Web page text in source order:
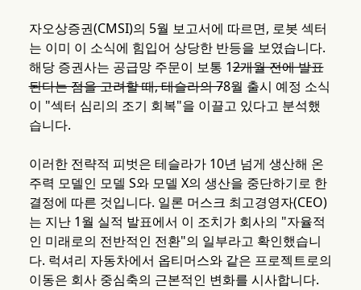
자오상증권(CMSI)의 5월 보고서에 따르면, 로봇 섹터
는 이미 이 소식에 힘입어 상당한 반등을 보였습니다.
해당 증권사는 공급망 주문이 보통 12개월 전에 발표
된다는 점을 고려할 때, 테슬라의 78월 출시 예정 소식
이 "섹터 심리의 조기 회복"을 이끌고 있다고 분석했
습니다.
이러한 전략적 피벗은 테슬라가 10년 넘게 생산해 온
주력 모델인 모델 S와 모델 X의 생산을 중단하기로 한
결정에 따른 것입니다. 일론 머스크 최고경영자(CEO)
는 지난 1월 실적 발표에서 이 조치가 회사의 "자율적
인 미래로의 전반적인 전환"의 일부라고 확인했습니
다. 럭셔리 자동차에서 옵티머스와 같은 프로젝트로의
이동은 회사 중심축의 근본적인 변화를 시사합니다.